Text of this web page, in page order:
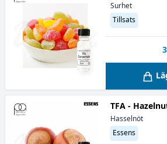
Surhet
Tillsats
TFA -
Hasselnöt
Essens